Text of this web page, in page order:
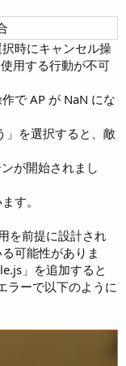
時にキャンセル操
用する行動が不可
で AP が NaN にな
」を選択すると、敵
が開始されまし
す。
を前提に設計され
可能性がありま
」を追加すると
ラーで以下のように